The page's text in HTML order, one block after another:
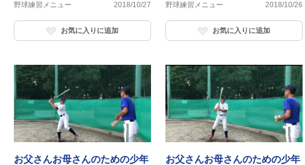
野球練習メニュー
2018/10/27
お気に入りに追加
野球練習メニュー
2018/10/26
お気に入りに追加
お父さんお母さんのための少年
お父さんお母さんのための少年